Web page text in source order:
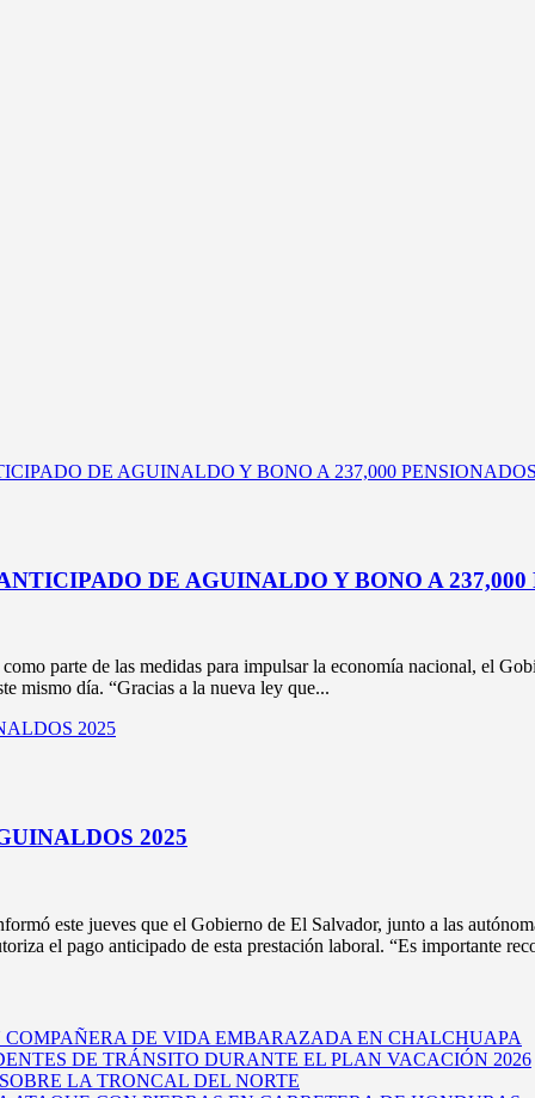
DE AGUINALDO Y BONO A 237,000
parte de las medidas para impulsar la economía nacional, el
mismo día. “Gracias a la nueva ley que...
2025
este jueves que el Gobierno de El Salvador, junto a las
el pago anticipado de esta prestación laboral. “Es importante
DE VIDA EMBARAZADA EN CHALCHUAPA
DE TRÁNSITO DURANTE EL PLAN VACACIÓN 2026
LA TRONCAL DEL NORTE